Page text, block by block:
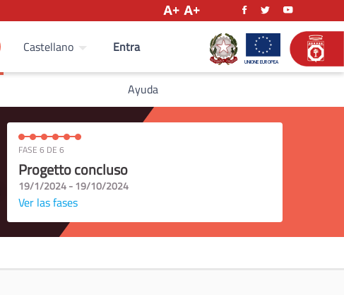
Castellano Entra
Ayuda
FASE 6 DE 6
Progetto concluso
19/1/2024 - 19/10/2024
Ver las fases